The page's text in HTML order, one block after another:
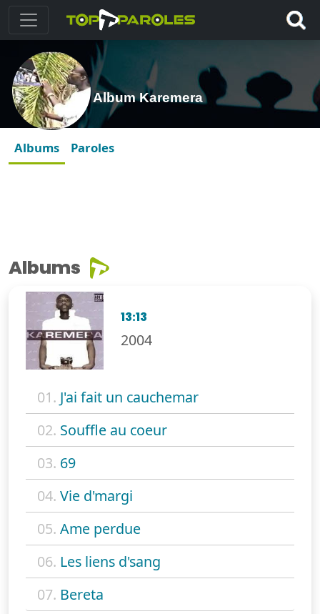
Album Karemera
Albums Paroles
Albums
13:13
2004
01. J'ai fait un cauchemar
02. Souffle au coeur
03. 69
04. Vie d'margi
05. Ame perdue
06. Les liens d'sang
07. Bereta